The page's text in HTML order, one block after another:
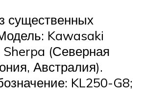
существенных
Kawasaki
(Северная
Австралия).
KL250-G8;